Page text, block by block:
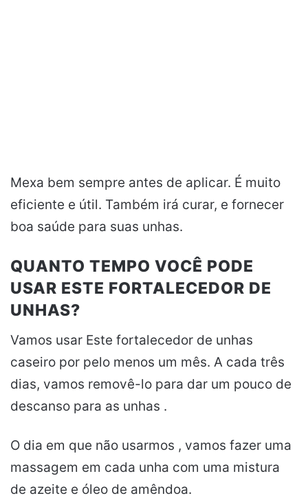
Mexa bem sempre antes de aplicar. É muito
eficiente e útil. Também irá curar, e fornecer
boa saúde para suas unhas.
QUANTO TEMPO VOCÊ PODE
USAR ESTE FORTALECEDOR DE
UNHAS?
Vamos usar Este fortalecedor de unhas
caseiro por pelo menos um mês. A cada três
dias, vamos removê-lo para dar um pouco de
descanso para as unhas .
O dia em que não usarmos , vamos fazer uma
massagem em cada unha com uma mistura
de azeite e óleo de amêndoa.